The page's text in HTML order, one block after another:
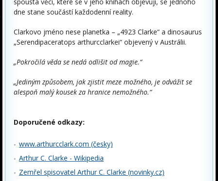
dne stane součástí každodenní reality.
Clarkovo jméno nese planetka – „4923 Clarke“ a dinosaurus
„Serendipaceratops arthurcclarkei“ objevený v Austrálii.
„Pokročilá věda se nedá odlišit od magie.“
„Jediným způsobem, jak zjistit meze možného, je odvážit se
alespoň malý kousek za hranice nemožného.“
Doporučené odkazy:
www.arthurcclark.com (česky)
Arthur C. Clarke - Wikipedia
Zemřel spisovatel Arthur C. Clarke (novinky.cz)